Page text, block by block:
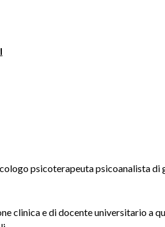
psicoterapeuta psicoanalista di
clinica e di docente universitario a